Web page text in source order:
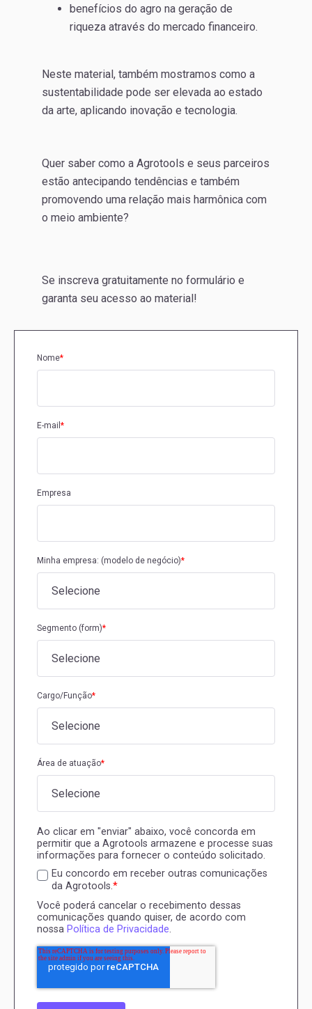
benefícios do agro na geração de
riqueza através do mercado financeiro.
Neste material, também mostramos como a
sustentabilidade pode ser elevada ao estado
da arte, aplicando inovação e tecnologia.
Quer saber como a Agrotools e seus parceiros
estão antecipando tendências e também
promovendo uma relação mais harmônica com
o meio ambiente?
Se inscreva gratuitamente no formulário e
garanta seu acesso ao material!
Nome*
E-mail *
Empresa
Minha empresa: (modelo de negócio)*
Segmento (form)*
Cargo/Função*
Área de atuação*
Ao clicar em "enviar" abaixo, você concorda em
permitir que a Agrotools armazene e processe suas
informações para fornecer o conteúdo solicitado.
Eu concordo em receber outras comunicações
da Agrotools.*
Você poderá cancelar o recebimento dessas
comunicações quando quiser, de acordo com
nossa Política de Privacidade.